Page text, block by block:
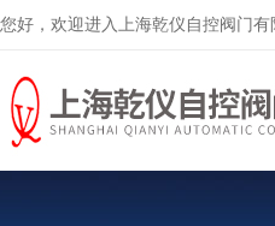
您好，欢迎进入上海乾仪自控阀门有